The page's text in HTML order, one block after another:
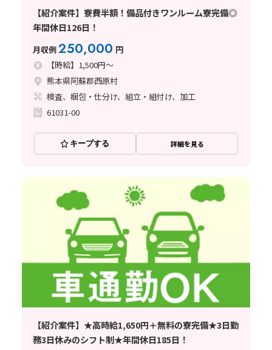
【紹介案件】寮費半額！備品付きワンルーム寮完備◎
年間休日126日！
月収例250,000 円
【時給】1,500円～
熊本県阿蘇郡西原村
検査、梱包・仕分け、組立・組付け、加工
61031-00
キープする 詳細を見る
【紹介案件】★高時給1,650円＋無料の寮完備★3日勤
務3日休みのシフト制★年間休日185日！